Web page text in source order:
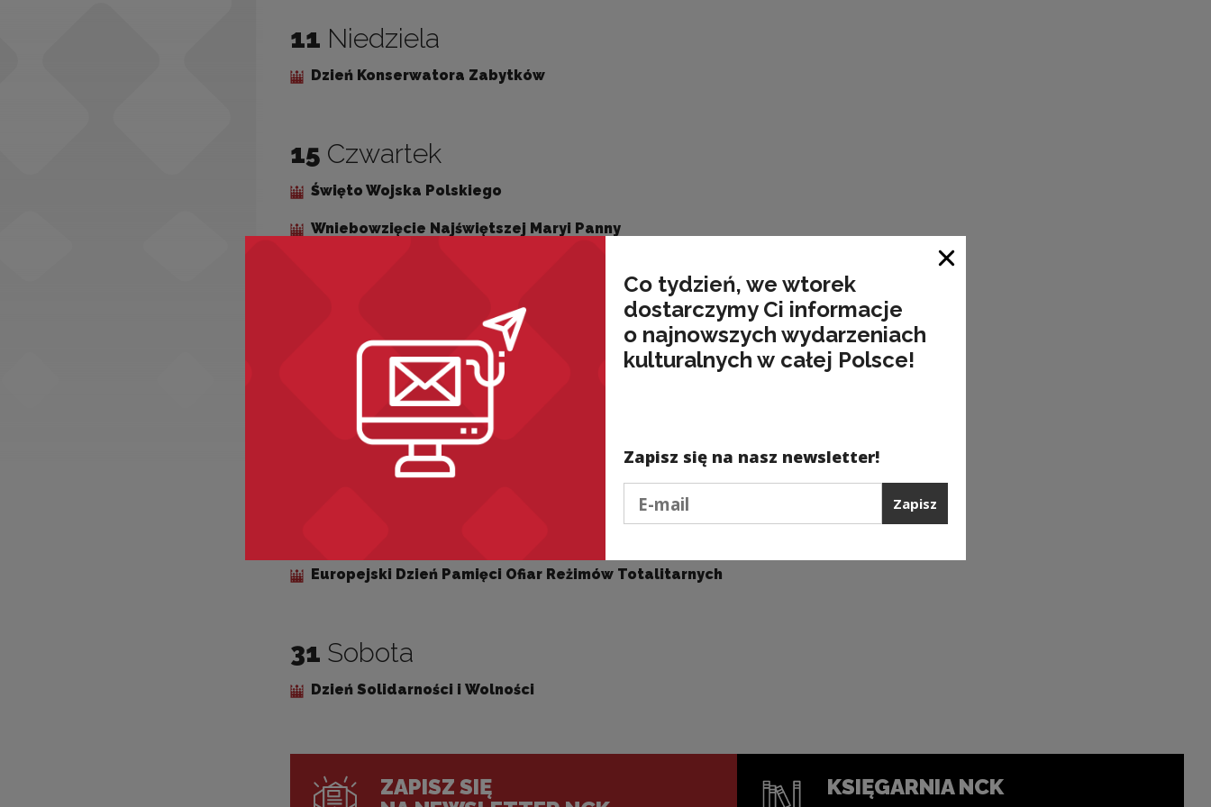
11 Niedziela
Dzień Konserwatora Zabytków
15 Czwartek
Święto Wojska Polskiego
Wniebowzięcie Najświętszej Maryi Panny
Światowy Dzień Pomocy Humanitarnej
Czwartek
Dzień Pamięci Ofiar Prześladowań Religijnych
Europejski Dzień Pamięci Ofiar Reżimów Totalitarnych
31 Sobota
Dzień Solidarności i Wolności
ZAPISZ SIĘ
KSIĘGARNIA NCK
Co tydzień, we wtorek
dostarczymy Ci informacje
o najnowszych wydarzeniach
kulturalnych w całej Polsce!
Zapisz się na nasz newsletter!
Zapisz